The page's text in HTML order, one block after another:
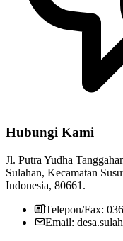
Hubungi Kami
Jl. Putra Yudha
Sulahan, Kecamatan
Indonesia, 80661.
Telepon/Fax:
Email: